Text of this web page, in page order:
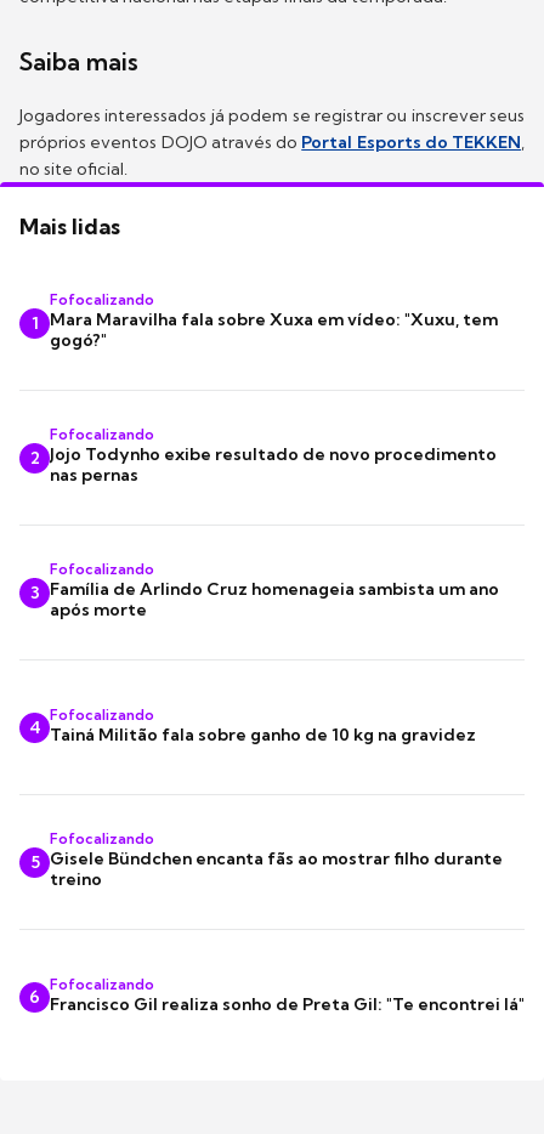
Saiba mais
Jogadores interessados já podem se registrar ou inscrever seus
próprios eventos DOJO através do Portal Esports do TEKKEN,
no site oficial.
Mais lidas
1
Fofocalizando
Mara Maravilha fala sobre Xuxa em vídeo: "Xuxu, tem
gogó?"
2
Fofocalizando
Jojo Todynho exibe resultado de novo procedimento
nas pernas
3
Fofocalizando
Família de Arlindo Cruz homenageia sambista um ano
após morte
4
Fofocalizando
Tainá Militão fala sobre ganho de 10 kg na gravidez
5
Fofocalizando
Gisele Bündchen encanta fãs ao mostrar filho durante
treino
6
Fofocalizando
Francisco Gil realiza sonho de Preta Gil: "Te encontrei lá"